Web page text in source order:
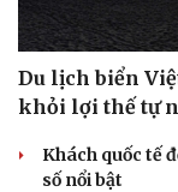
Du lịch biển
khỏi lợi thế tự
Khách quốc tế
số nổi bật